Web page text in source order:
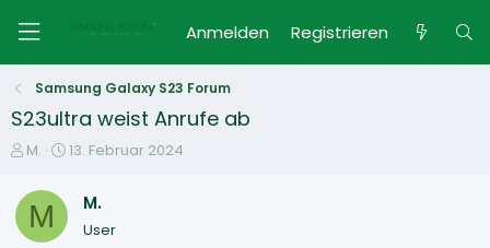
Anmelden Registrieren
Samsung Galaxy S23 Forum
S23ultra weist Anrufe ab
E
s
e
M.
E
13. Februar 2024
M M.
User